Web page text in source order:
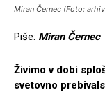
Miran Černec (Foto:
Piše: Miran Černec
Živimo v dobi
svetovno